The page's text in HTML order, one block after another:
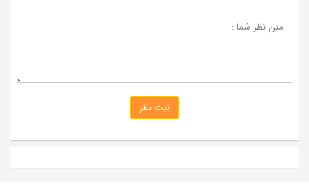
متن نظر شما :
ثبت نظر